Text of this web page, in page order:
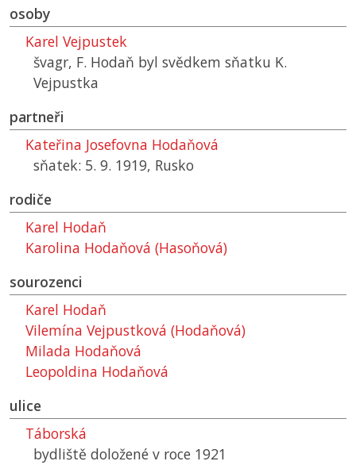
osoby
Karel Vejpustek
švagr, F. Hodaň byl svědkem sňatku K.
Vejpustka
partneři
Kateřina Josefovna Hodaňová
sňatek: 5. 9. 1919, Rusko
rodiče
Karel Hodaň
Karolina Hodaňová (Hasoňová)
sourozenci
Karel Hodaň
Vilemína Vejpustková (Hodaňová)
Milada Hodaňová
Leopoldina Hodaňová
ulice
Táborská
bydliště doložené v roce 1921